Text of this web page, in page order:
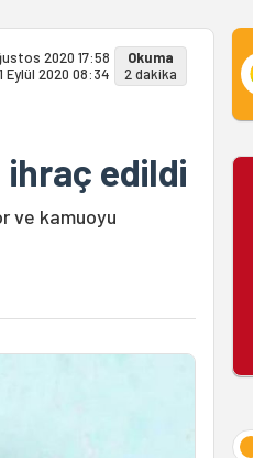
2020 17:58
1 Eylül 2020 08:34
Okuma
2 dakika
ihraç edildi
ve kamuoyu